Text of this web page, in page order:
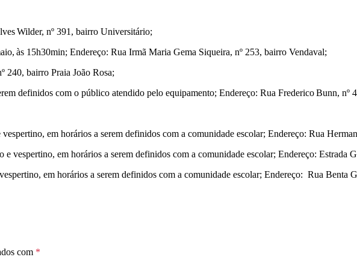
Wilder, nº 391, bairro Universitário;
às 15h30min; Endereço: Rua Irmã Maria Gema Siqueira, nº 253, bairro Vendaval;
240, bairro Praia João Rosa;
definidos com o público atendido pelo equipamento; Endereço: Rua Frederico Bunn, nº
em horários a serem definidos com a comunidade escolar; Endereço: Rua
vespertino, em horários a serem definidos com a comunidade escolar; Endereço: Estrada
em horários a serem definidos com a comunidade escolar; Endereço: Rua Benta
com *